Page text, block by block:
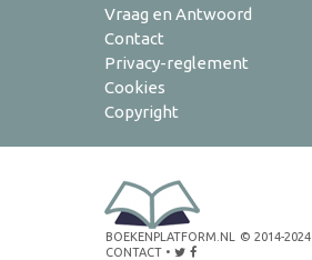
Vraag en Antwoord
Contact
Privacy-reglement
Cookies
Copyright
BOEKENPLATFORM.NL © 2014-2024
CONTACT •